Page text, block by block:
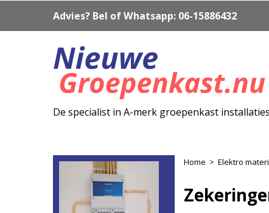
Advies? Bel of Whatsapp: 06-15886432
De specialist in A-merk groepenkast
Home > Elektro